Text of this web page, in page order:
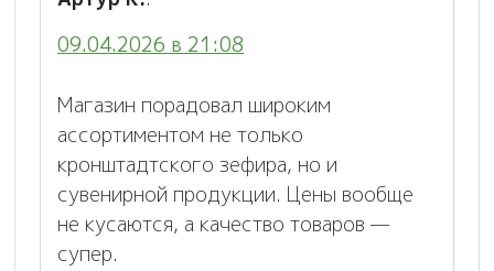
09.04.2026 в 21:08
Магазин порадовал широким
ассортиментом не только
кронштадтского зефира, но и
сувенирной продукции. Цены вообще
не кусаются, а качество товаров —
супер.